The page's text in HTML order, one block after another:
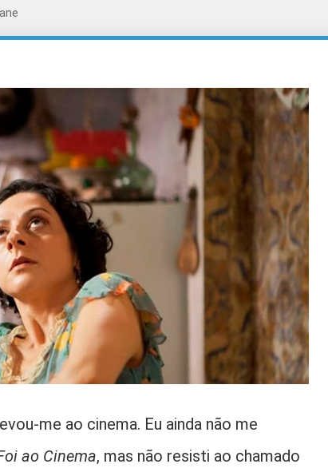
me ao cinema. Eu ainda não me
ao Cinema, mas não resisti ao chamado